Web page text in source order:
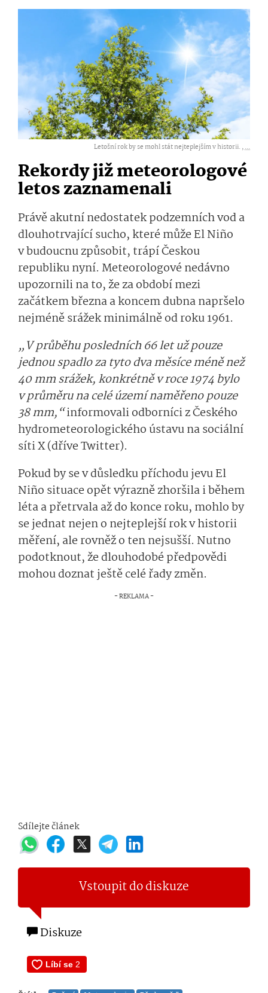
Letošní rok by se mohl stát nejteplejším v historii. ,...
Rekordy již meteorologové
letos zaznamenali
Právě akutní nedostatek podzemních vod a
dlouhotrvající sucho, které může El Niño
v budoucnu způsobit, trápí Českou
republiku nyní. Meteorologové nedávno
upozornili na to, že za období mezi
začátkem března a koncem dubna napršelo
nejméně srážek minimálně od roku 1961.
„V průběhu posledních 66 let už pouze
jednou spadlo za tyto dva měsíce méně než
40 mm srážek, konkrétně v roce 1974 bylo
v průměru na celé území naměřeno pouze
38 mm,“informovali odborníci z Českého
hydrometeorolo­gického ústavu na sociální
síti X (dříve Twitter).
Pokud by se v důsledku příchodu jevu El
Niño situace opět výrazně zhoršila i během
léta a přetrvala až do konce roku, mohlo by
se jednat nejen o nejteplejší rok v historii
měření, ale rovněž o ten nejsušší. Nutno
podotknout, že dlouhodobé předpovědi
mohou doznat ještě celé řady změn.
Sdílejte článek
Vstoupit do diskuze
Diskuze